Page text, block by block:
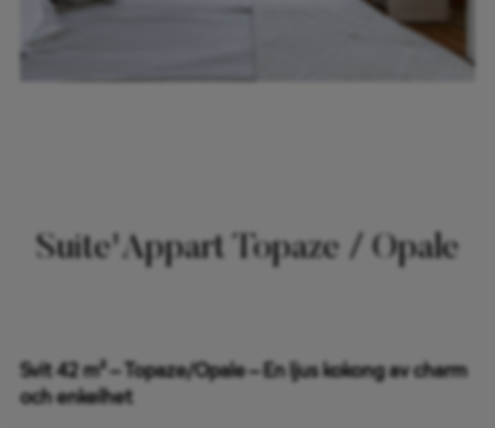
Suite'Appart Topaze / Opale
Svit 42 m² – Topaze/Opale – En ljus kokong av charm
och enkelhet